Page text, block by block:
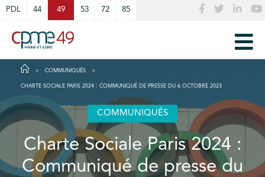
PDL 44 49 53 72 85
COMMUNIQUÉS
CHARTE SOCIALE PARIS 2024 : COMMUNIQUÉ DE PRESSE DU 6 OCTOBRE 2023
COMMUNIQUÉS
Charte Sociale Paris 2024 :
Communiqué de presse du
Cookies management panel